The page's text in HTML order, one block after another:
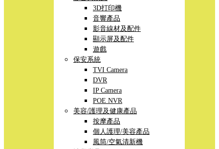
3D打印機
音響產品
影音線材及配件
顯示屏及配件
遊戲
保安系統
TVI Camera
DVR
IP Camera
POE NVR
美容/護理及健康產品
按摩產品
個人護理/美容產品
風筒/空氣清新機